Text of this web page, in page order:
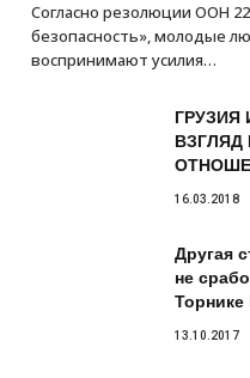
Согласно резолюции ООН
безопасность», молодые
воспринимают усилия…
ГРУЗИЯ
ВЗГЛЯД
16.03.2018
Другая
не
13.10.2017